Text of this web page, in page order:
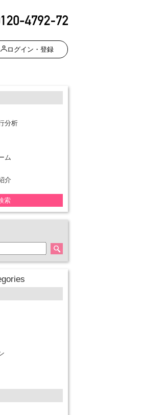
ログイン・登録
分析
ム
介
索